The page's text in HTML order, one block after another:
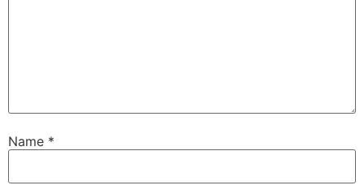
Name *